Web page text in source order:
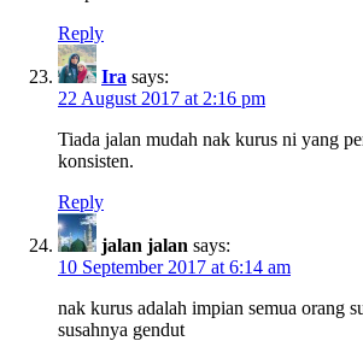
Reply
Ira says:
22 August 2017 at 2:16 pm
Tiada jalan mudah nak kurus ni yang
konsisten.
Reply
jalan jalan says:
10 September 2017 at 6:14 am
nak kurus adalah impian semua orang
susahnya gendut